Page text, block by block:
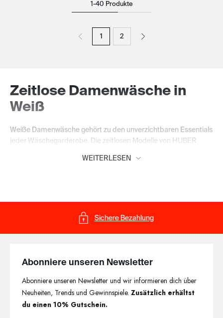
1-40 Produkte
1 2
Zeitlose Damenwäsche in
Weiß
Weiße Damenwäsche gehört zu den unverzichtbaren Essentials
jeder Wäschegarderobe. Die zeitlosen Modelle von HUBER
hohem Tragekomfort. Die Farbe Weiß wirkt frisch, lässt sich
für jeden Tag
Loungewear in klassischem Weiß. Schlichte Designs oder
Stilrichtungen das passende Lieblingsstück. Hochwertige
Materialien und durchdachte Passformen sorgen dafür, dass
sich die Modelle angenehm tragen lassen und lange ihre Form
WEITERLESEN
Sichere Bezahlung
Abonniere unseren Newsletter
Abonniere unseren Newsletter und wir informieren dich über
Neuheiten, Trends und Gewinnspiele.Zusätzlich erhältst
du einen 10% Gutschein.